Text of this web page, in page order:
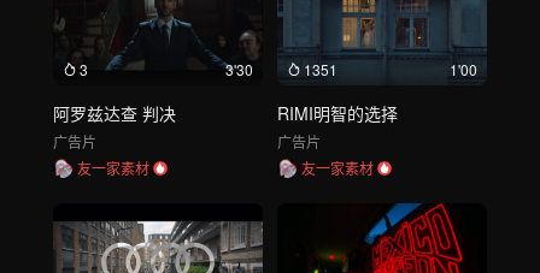
3 3'30
阿罗兹达查 判决
广告片
友一家素材
1351 1'00
RIMI明智的选择
广告片
友一家素材